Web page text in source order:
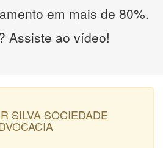
em mais de 80%.
Assiste ao vídeo!
SILVA SOCIEDADE